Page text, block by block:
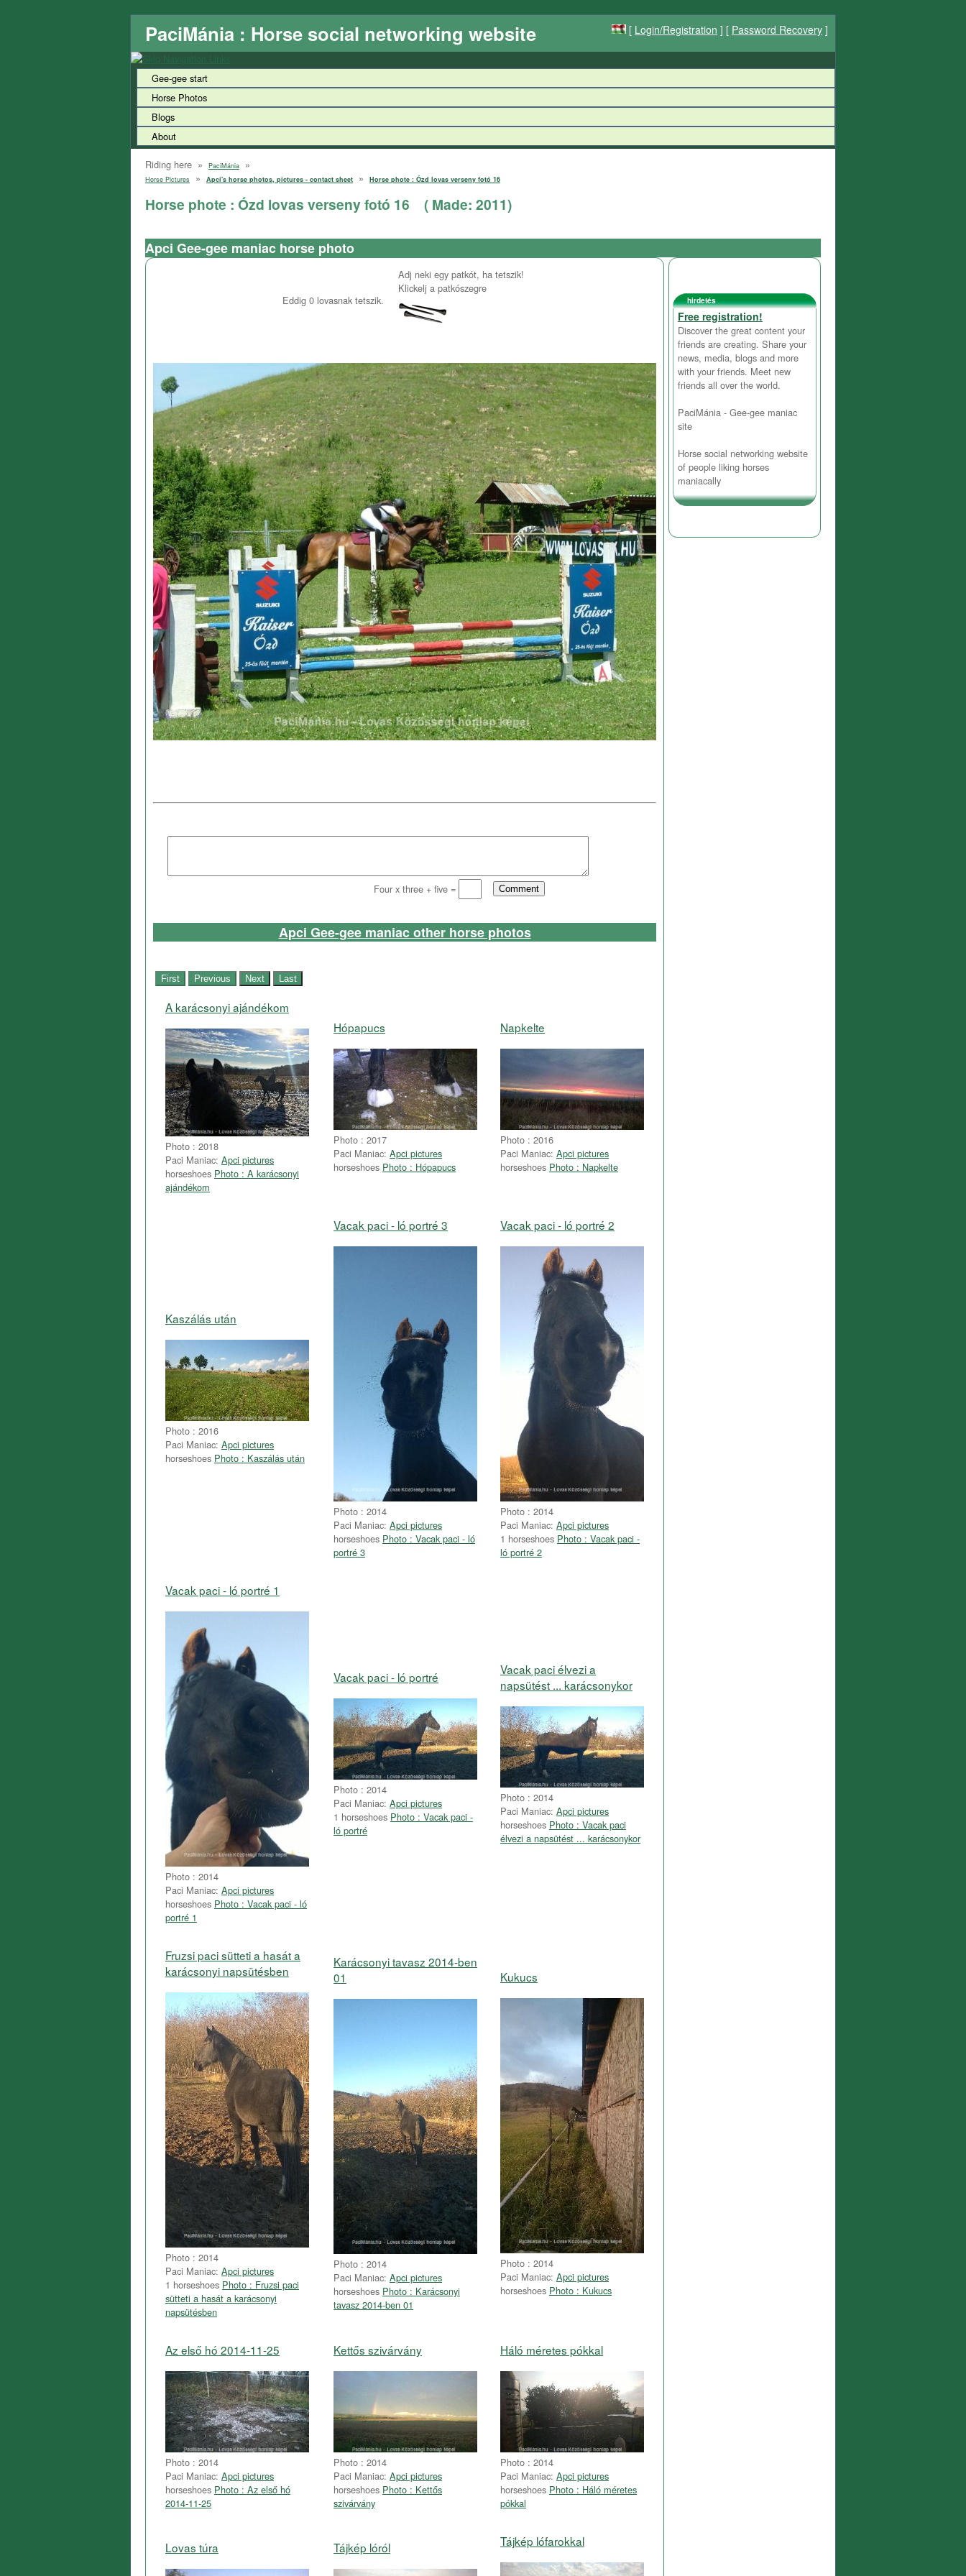
PaciMánia : Horse social networking website [ Login/Registration ] [ Password Recovery ]
Gee-gee start
Horse Photos
Blogs
About
Riding here » PaciMánia »
Horse Pictures » Apci's horse photos, pictures - contact sheet » Horse phote : Ózd lovas verseny fotó 16
Horse phote : Ózd lovas verseny fotó 16 ( Made: 2011)
Apci Gee-gee maniac horse photo
Eddig 0 lovasnak tetszik.
Adj neki egy patkót, ha tetszik!
Klickelj a patkószegre
Four x three + five =
Apci Gee-gee maniac other horse photos
A karácsonyi ajándékom
Photo : 2018
Paci Maniac: Apci pictures
horseshoes Photo : A karácsonyi
ajándékom
Hópapucs
Photo : 2017
Paci Maniac: Apci pictures
horseshoes Photo : Hópapucs
Napkelte
Photo : 2016
Paci Maniac: Apci pictures
horseshoes Photo : Napkelte
Kaszálás után
Photo : 2016
Paci Maniac: Apci pictures
horseshoes Photo : Kaszálás után
Vacak paci - ló portré 3
Photo : 2014
Paci Maniac: Apci pictures
horseshoes Photo : Vacak paci - ló
portré 3
Vacak paci - ló portré 2
Photo : 2014
Paci Maniac: Apci pictures
1 horseshoes Photo : Vacak paci -
ló portré 2
Vacak paci - ló portré 1
Photo : 2014
Paci Maniac: Apci pictures
horseshoes Photo : Vacak paci - ló
portré 1
Vacak paci - ló portré
Photo : 2014
Paci Maniac: Apci pictures
1 horseshoes Photo : Vacak paci -
ló portré
Vacak paci élvezi a
napsütést ... karácsonykor
Photo : 2014
Paci Maniac: Apci pictures
horseshoes Photo : Vacak paci
élvezi a napsütést ... karácsonykor
Fruzsi paci sütteti a hasát a
karácsonyi napsütésben
Photo : 2014
Paci Maniac: Apci pictures
1 horseshoes Photo : Fruzsi paci
sütteti a hasát a karácsonyi
napsütésben
Karácsonyi tavasz 2014-ben
01
Photo : 2014
Paci Maniac: Apci pictures
horseshoes Photo : Karácsonyi
tavasz 2014-ben 01
Kukucs
Photo : 2014
Paci Maniac: Apci pictures
horseshoes Photo : Kukucs
Az első hó 2014-11-25
Photo : 2014
Paci Maniac: Apci pictures
horseshoes Photo : Az első hó
2014-11-25
Kettős szivárvány
Photo : 2014
Paci Maniac: Apci pictures
horseshoes Photo : Kettős
szivárvány
Háló méretes pókkal
Photo : 2014
Paci Maniac: Apci pictures
horseshoes Photo : Háló méretes
pókkal
Lovas túra Tájkép lóról Tájkép lófarokkal
hirdetés
Free registration!
Discover the great content your
friends are creating. Share your
news, media, blogs and more
with your friends. Meet new
friends all over the world.
PaciMánia - Gee-gee maniac
site
Horse social networking website
of people liking horses
maniacally